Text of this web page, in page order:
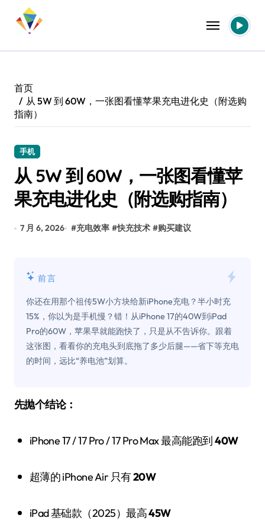
首页
从 5W 到 60W，一张图看懂苹果充电进化史（附选购
指南）
手机
从 5W 到 60W，一张图看懂苹
果充电进化史（附选购指南）
7 月 6, 2026 #充电效率 #快充技术 #购买建议
前言
你还在用那个祖传5W小方块给新iPhone充电？半小时充
15%，你以为是手机慢？错！从iPhone 17的40W到iPad
Pro的60W，苹果早就能跑快了，只是从不告诉你。跟着
这张图，看看你的充电头到底拖了多少后腿——省下等充电
的时间，远比“养电池”划算。
先抛个结论：
iPhone 17 / 17 Pro / 17 Pro Max 最高能跑到40W
超薄的 iPhone Air 只有20W
iPad 基础款（2025）最高45W